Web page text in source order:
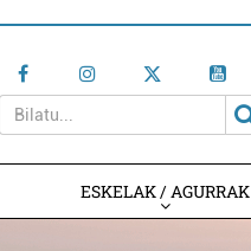
ESKELAK / AGURRAK